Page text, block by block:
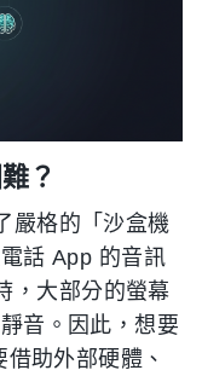
？
嚴格的「沙盒機
話 App 的音訊
，大部分的螢幕
音。因此，想要
助外部硬體、